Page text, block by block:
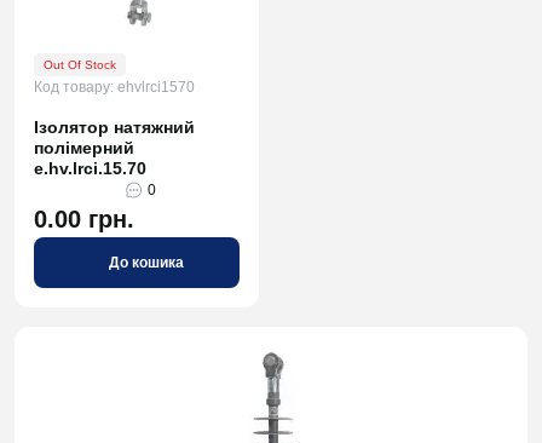
Out Of Stock
Код товару: ehvlrci1570
Ізолятор натяжний
полімерний
e.hv.lrci.15.70
0
0.00 грн.
До кошика